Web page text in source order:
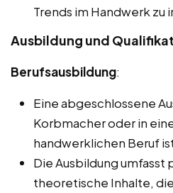
Trends im Handwerk zu
Ausbildung und
Berufsausbildung:
Eine abgeschlossene
Korbmacher oder in
handwerklichen Beruf
Die Ausbildung umfasst
theoretische Inhalte,